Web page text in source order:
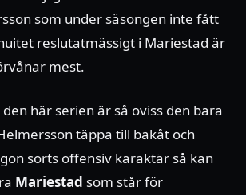
som under säsongen inte fått
reslutatmässigt i Mariestad är
mest.
här serien är så oviss den bara
täppa till bakåt och
sorts offensiv karaktär så kan
Mariestad som står för